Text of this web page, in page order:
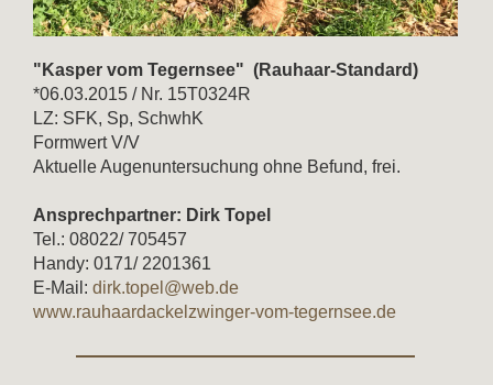
"Kasper vom Tegernsee" (Rauhaar-Standard)
*06.03.2015 / Nr. 15T0324R
LZ: SFK, Sp, SchwhK
Formwert V/V
Aktuelle Augenuntersuchung ohne Befund, frei.
Ansprechpartner: Dirk Topel
Tel.: 08022/ 705457
Handy: 0171/ 2201361
E-Mail: dirk.topel@web.de
www.rauhaardackelzwinger-vom-tegernsee.de